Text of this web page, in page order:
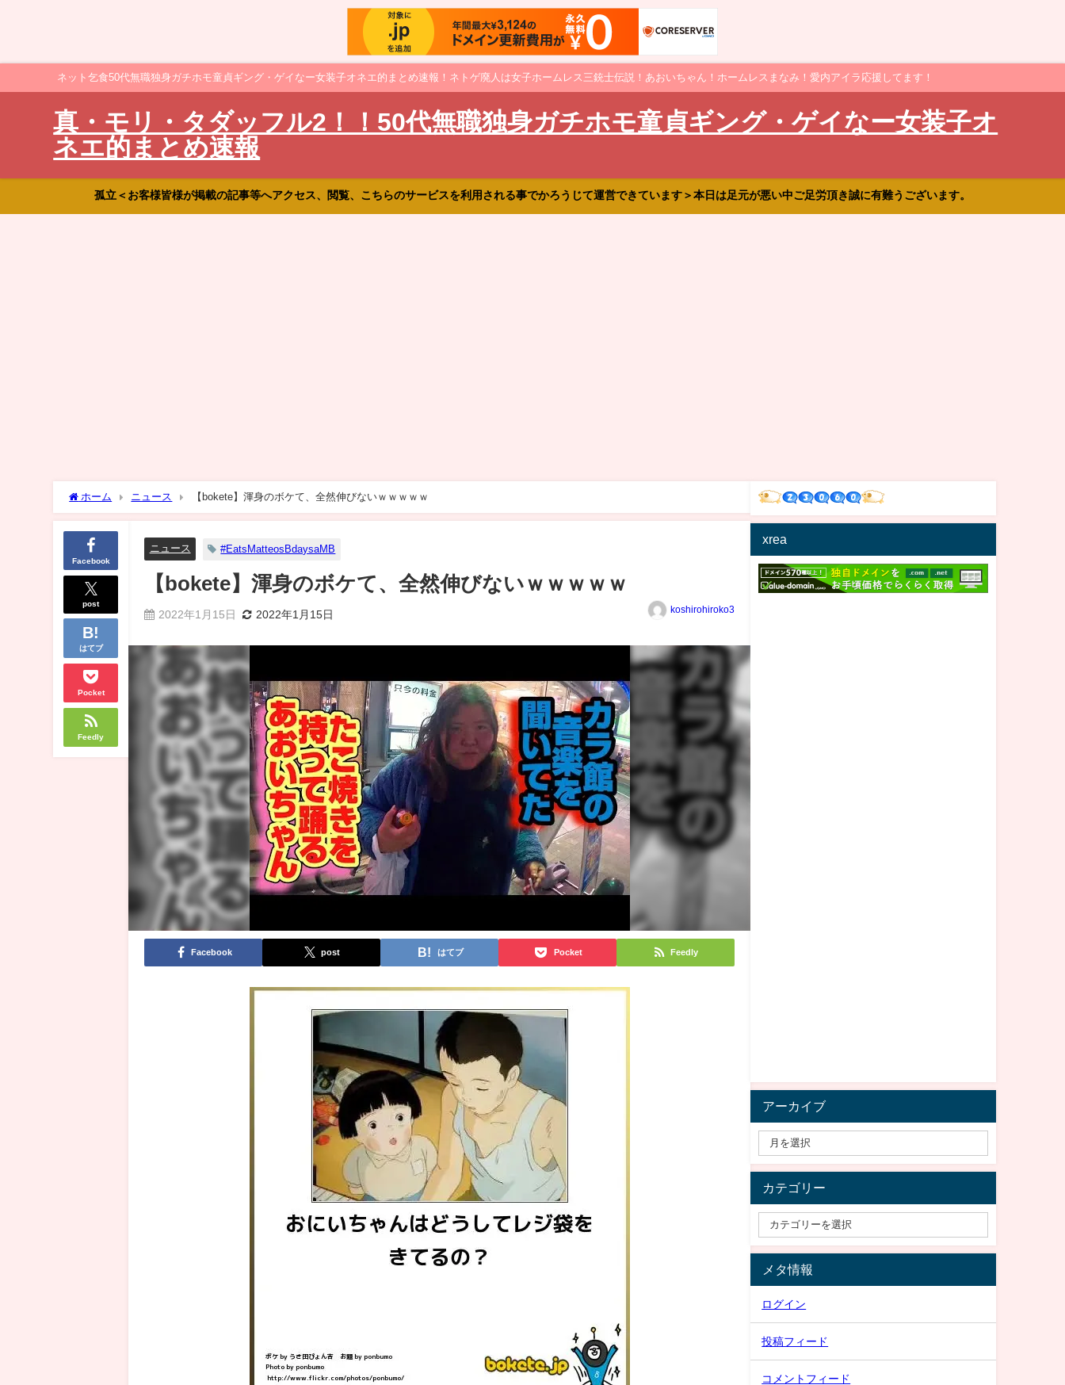
ネット乞食50代無職独身ガチホモ童貞ギング・ゲイなー女装子オネエ的まとめ速報！ネトゲ廃人は女子ホームレス三銃士伝説！あおいちゃん！ホームレスまなみ！愛内アイラ応援してます！
真・モリ・タダッフル2！！50代無職独身ガチホモ童貞ギング・ゲイなー女装子オ
ネエ的まとめ速報
孤立＜お客様皆様が掲載の記事等へアクセス、閲覧、こちらのサービスを利用される事でかろうじて運営できています＞本日は足元が悪い中ご足労頂き誠に有難うございます。
ホーム ニュース 【bokete】渾身のボケて、全然伸びないｗｗｗｗｗ
Facebook
post
はてブ
Pocket
Feedly
ニュース #EatsMatteosBdaysaMB
【bokete】渾身のボケて、全然伸びないｗｗｗｗｗ
2022年1月15日 2022年1月15日 koshirohiroko3
Facebook post はてブ Pocket Feedly
xrea
アーカイブ
カテゴリー
メタ情報
ログイン
投稿フィード
コメントフィード